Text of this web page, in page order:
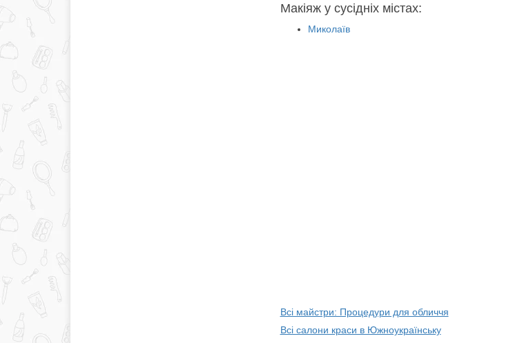
Макіяж у сусідніх містах:
Миколаїв
Всі майстри: Процедури для обличчя
Всі салони краси в Южноукраїнську